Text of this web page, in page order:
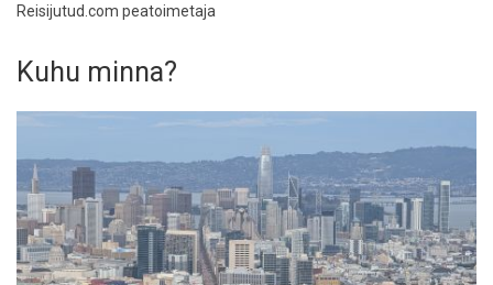
Reisijutud.com peatoimetaja
Kuhu minna?